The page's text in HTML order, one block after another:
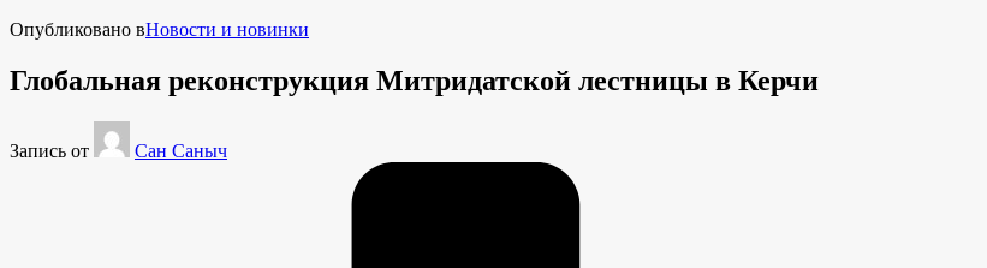
Опубликовано вНовости и новинки
Глобальная реконструкция Митридатской лестницы в Керчи
Запись от Сан Саныч